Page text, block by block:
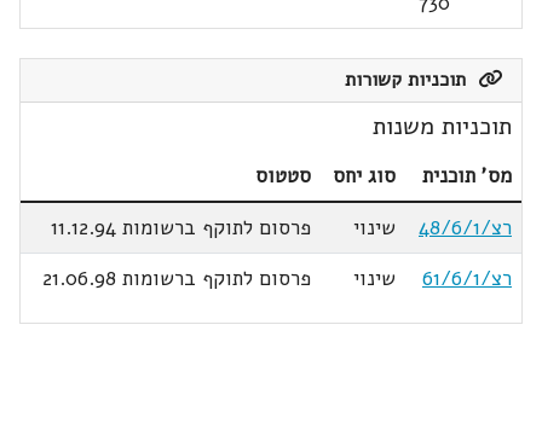
תוכניות קשורות
תוכניות משנות
מס' תוכנית סוג יחס
סטטוס
רצ/48/6/1
שינוי
פרסום לתוקף ברשומות 11.12.94
רצ/61/6/1
שינוי פרסום לתוקף ברשומות 21.06.98